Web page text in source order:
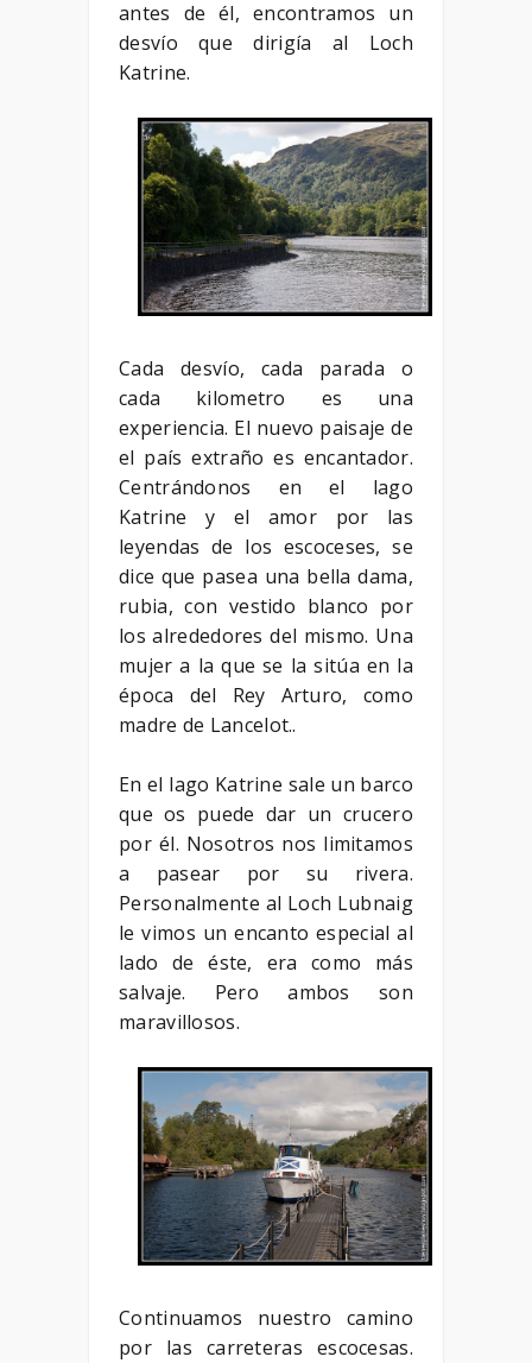
antes de él, encontramos un
desvío que dirigía al Loch
Katrine.
Cada desvío, cada parada o
cada kilometro es una
experiencia. El nuevo paisaje de
el país extraño es encantador.
Centrándonos en el lago
Katrine y el amor por las
leyendas de los escoceses, se
dice que pasea una bella dama,
rubia, con vestido blanco por
los alrededores del mismo. Una
mujer a la que se la sitúa en la
época del Rey Arturo, como
madre de Lancelot..
En el lago Katrine sale un barco
que os puede dar un crucero
por él. Nosotros nos limitamos
a pasear por su rivera.
Personalmente al Loch Lubnaig
le vimos un encanto especial al
lado de éste, era como más
salvaje. Pero ambos son
maravillosos.
Continuamos nuestro camino
por las carreteras escocesas.